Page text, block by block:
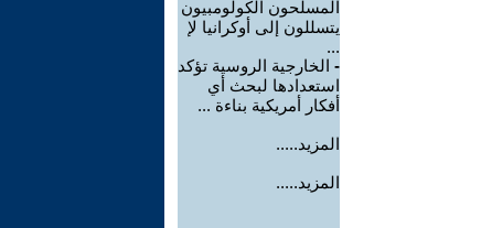
المسلحون الكولومبيون
يتسللون إلى أوكرانيا لإ
...
- الخارجية الروسية تؤكد
استعدادها لبحث أي
أفكار أمريكية بناءة ...
المزيد.....
المزيد.....